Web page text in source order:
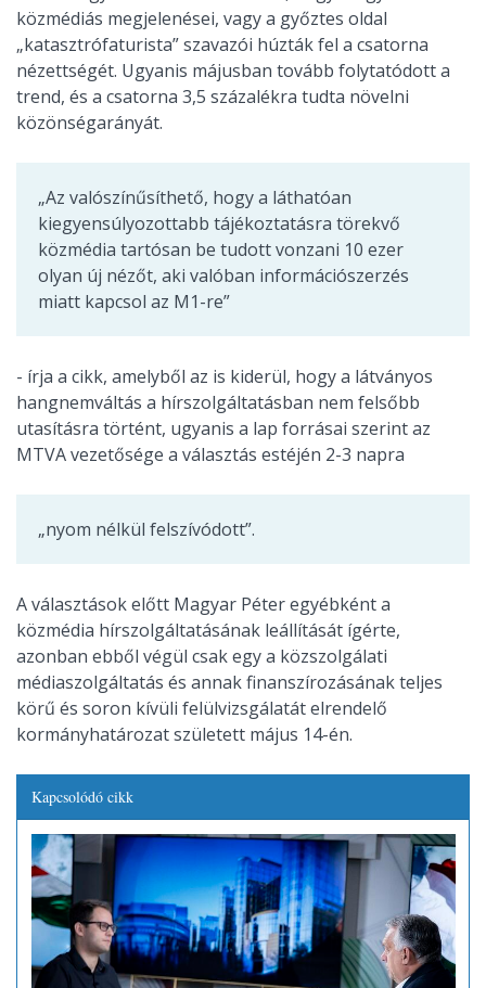
közmédiás megjelenései, vagy a győztes oldal
„katasztrófaturista” szavazói húzták fel a csatorna
nézettségét. Ugyanis májusban tovább folytatódott a
trend, és a csatorna 3,5 százalékra tudta növelni
közönségarányát.
„Az valószínűsíthető, hogy a láthatóan
kiegyensúlyozottabb tájékoztatásra törekvő
közmédia tartósan be tudott vonzani 10 ezer
olyan új nézőt, aki valóban információszerzés
miatt kapcsol az M1-re”
- írja a cikk, amelyből az is kiderül, hogy a látványos
hangnemváltás a hírszolgáltatásban nem felsőbb
utasításra történt, ugyanis a lap forrásai szerint az
MTVA vezetősége a választás estéjén 2-3 napra
„nyom nélkül felszívódott”.
A választások előtt Magyar Péter egyébként a
közmédia hírszolgáltatásának leállítását ígérte,
azonban ebből végül csak egy a közszolgálati
médiaszolgáltatás és annak finanszírozásának teljes
körű és soron kívüli felülvizsgálatát elrendelő
kormányhatározat született május 14-én.
Kapcsolódó cikk